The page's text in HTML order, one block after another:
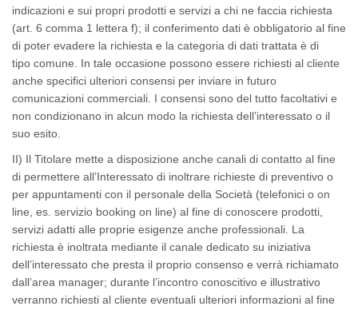
indicazioni e sui propri prodotti e servizi a chi ne faccia richiesta
(art. 6 comma 1 lettera f); il conferimento dati è obbligatorio al fine
di poter evadere la richiesta e la categoria di dati trattata è di
tipo comune. In tale occasione possono essere richiesti al cliente
anche specifici ulteriori consensi per inviare in futuro
comunicazioni commerciali. I consensi sono del tutto facoltativi e
non condizionano in alcun modo la richiesta dell’interessato o il
suo esito.
II) Il Titolare mette a disposizione anche canali di contatto al fine
di permettere all’Interessato di inoltrare richieste di preventivo o
per appuntamenti con il personale della Società (telefonici o on
line, es. servizio booking on line) al fine di conoscere prodotti,
servizi adatti alle proprie esigenze anche professionali. La
richiesta è inoltrata mediante il canale dedicato su iniziativa
dell’interessato che presta il proprio consenso e verrà richiamato
dall’area manager; durante l’incontro conoscitivo e illustrativo
verranno richiesti al cliente eventuali ulteriori informazioni al fine